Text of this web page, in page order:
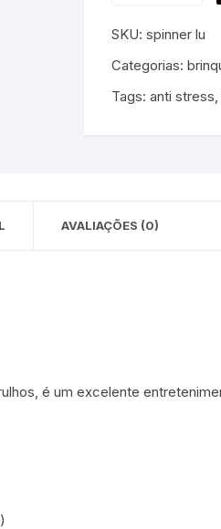
SKU: spinner lu
Categorias:
Tags: anti stress,
AVALIAÇÕES (0)
é um excelente